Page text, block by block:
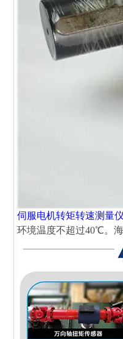
伺服电机转矩转速测量
环境温度不超过40℃。